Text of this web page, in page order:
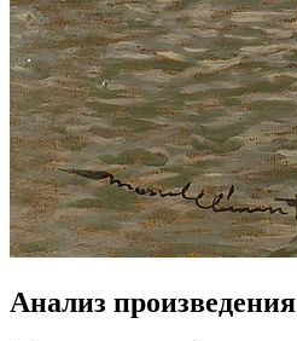
Анализ произведения